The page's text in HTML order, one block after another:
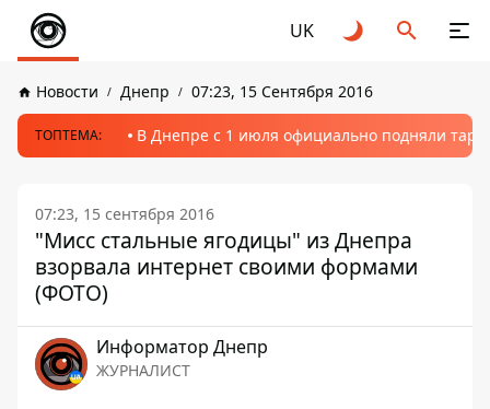
UK
Новости Днепр 07:23, 15 Сентября 2016
ТОПТЕМА: В Днепре с 1 июля официально подняли
07:23, 15 сентября 2016
"Мисс стальные ягодицы" из Днепра
взорвала интернет своими формами
(ФОТО)
Информатор Днепр
ЖУРНАЛИСТ